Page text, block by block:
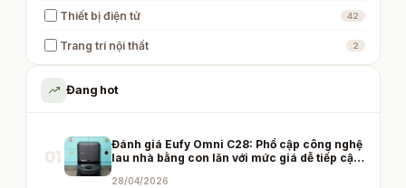
Thiết bị điện tử 42
Trang trí nội thất 2
trending_up Đang hot
01
Đánh giá Eufy Omni C28: Phổ cập công nghệ
lau nhà bằng con lăn với mức giá dễ tiếp cận
ở Việt Nam
28/04/2026